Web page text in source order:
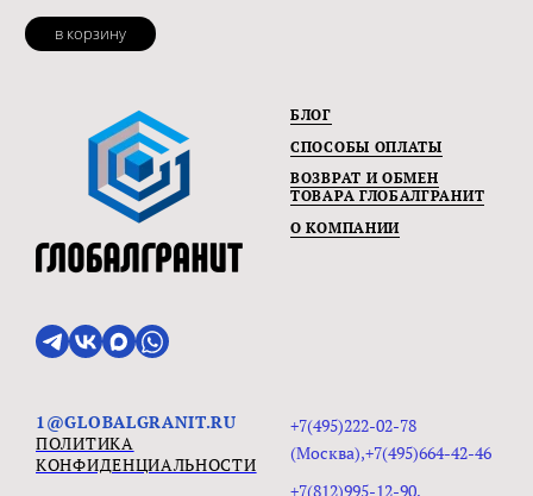
в корзину
БЛОГ
СПОСОБЫ ОПЛАТЫ
ВОЗВРАТ И ОБМЕН
ТОВАРА ГЛОБАЛГРАНИТ
О КОМПАНИИ
1@GLOBALGRANIT.RU
ПОЛИТИКА
КОНФИДЕНЦИАЛЬНОСТИ
+7(495)222-02-78
(Москва),+7(495)664-42-46
+7(812)995-12-90,